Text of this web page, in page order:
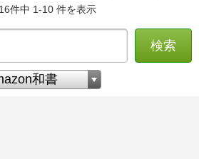
件中 1-10 件を表示
検索